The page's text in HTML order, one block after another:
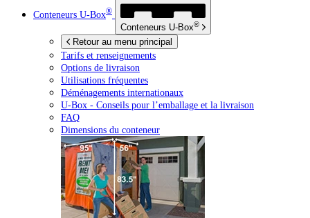
Conteneurs U-Box®
Conteneurs U-Box®
Retour au menu principal
Tarifs et renseignements
Options de livraison
Utilisations fréquentes
Déménagements internationaux
U-Box - Conseils pour l’emballage et la livraison
FAQ
Dimensions du conteneur